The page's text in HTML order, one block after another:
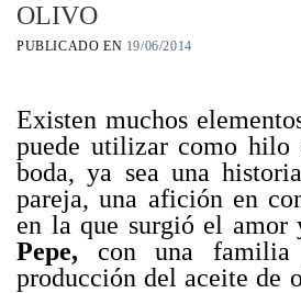
OLIVO
PUBLICADO EN 19/06/2014
Existen muchos
puede utilizar como hilo
boda, ya sea una
pareja, una afición en
en la que surgió el
Pepe, con una
producción del aceite de